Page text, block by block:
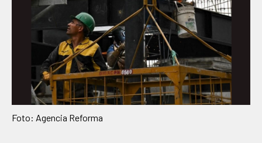
Foto: Agencia Reforma